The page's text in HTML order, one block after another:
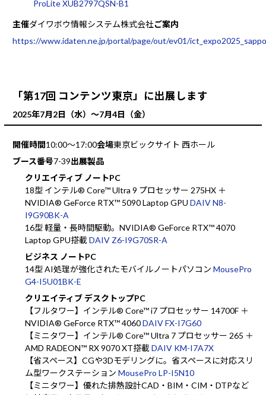
ProLite XUB2797QSN-B1
主催ダイワボウ情報システム株式会社ご案内
https://www.idaten.ne.jp/portal/page/out/ev01/
「第17回 コンテンツ東京」に出展します
2025年7月2日（水）～7月4日（金）
開催時間10:00～17:00会場東京ビックサイト 西ホール
ブース番号7-39出展製品
クリエイティブ ノートPC
18型 インテル® Core™ Ultra 9 プロセッサー 275HX ＋
NVIDIA® GeForce RTX™ 5090 Laptop GPU DAIV N8-
I9G90BK-A
16型 軽量・長時間駆動。NVIDIA® GeForce RTX™ 4070
Laptop GPU搭載DAIV Z6-I9G70SR-A
ビジネス ノートPC
14型 AI処理が強化されたモバイルノートパソコン MousePro
G4-I5U01BK-E
クリエイティブ デスクトップPC
【フルタワー】インテル® Core™ i7 プロセッサー 14700F ＋
NVIDIA® GeForce RTX™ 4060DAIV FX-I7G60
【ミニタワー】インテル® Core™ Ultra 7 プロセッサー 265 ＋
AMD RADEON™ RX 9070 XT搭載DAIV KM-I7A7X
【省スペース】CGや3Dモデリングに。省スペースに対応スリ
ム型ワークステーション MousePro LP-I5N10
【ミニタワー】優れた排熱設計CAD・BIM・CIM・DTPなど